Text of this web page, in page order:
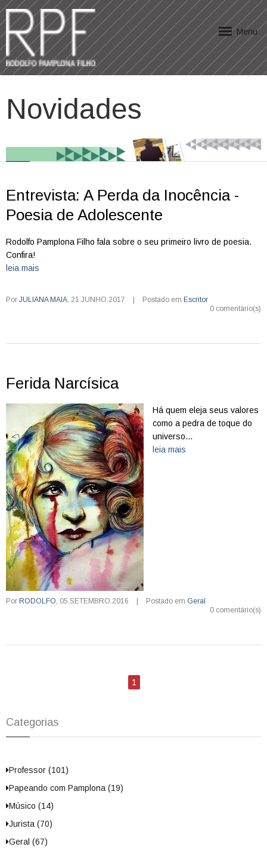
Menu
Novidades
Entrevista: A Perda da Inocência -
Poesia de Adolescente
Rodolfo Pamplona Filho fala sobre o seu primeiro livro de poesia.
Confira!
leia mais
Por JULIANA MAIA, 21.JUNHO.2017 Postado em Escritor
0 comentário(s)
Ferida Narcísica
Há quem eleja seus valores
como a pedra de toque do
universo...
leia mais
Por RODOLFO, 05.SETEMBRO.2016 Postado em Geral
0 comentário(s)
1
Categorias
Professor (101)
Papeando com Pamplona (19)
Músico (14)
Jurista (70)
Geral (67)